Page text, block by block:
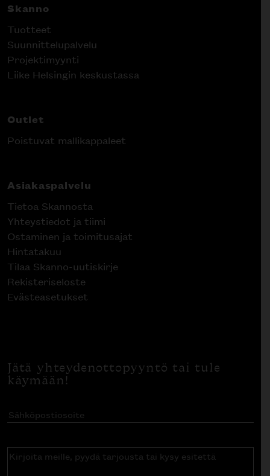
Skanno
Tuotteet
Suunnittelupalvelu
Projektimyynti
Liike Helsingin keskustassa
Outlet
Poistuvat mallikappaleet
Asiakaspalvelu
Tietoa Skannosta
Yhteystiedot ja tiimi
Ostaminen ja toimitusajat
Hintatakuu
Tilaa Skanno-uutiskirje
Rekisteriseloste
Evästeasetukset
Jätä yhteydenottopyyntö tai tule
käymään!
Sähköpostiosoite(Pakollinen)
Kirjoita